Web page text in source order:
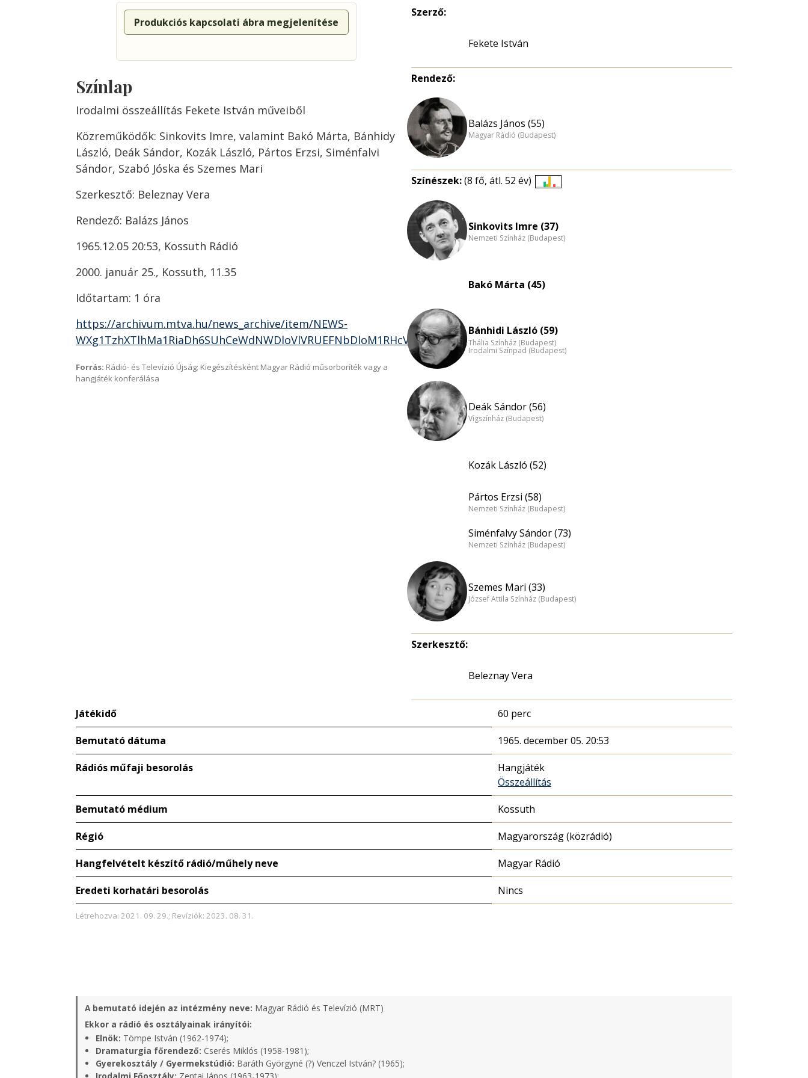
Produkciós kapcsolati ábra megjelenítése
Színlap
Irodalmi összeállítás Fekete István műveiből
Közreműködők: Sinkovits Imre, valamint Bakó Márta, Bánhidy
László, Deák Sándor, Kozák László, Pártos Erzsi, Siménfalvi
Sándor, Szabó Jóska és Szemes Mari
Szerkesztő: Beleznay Vera
Rendező: Balázs János
1965.12.05 20:53, Kossuth Rádió
2000. január 25., Kossuth, 11.35
Időtartam: 1 óra
https://archivum.mtva.hu/news_archive/item/NEWS-
WXg1TzhXTlhMa1RiaDh6SUhCeWdNWDloVlVRUEFNbDloM1RHcVBXOC9aaz0
Forrás: Rádió- és Televízió Újság; Kiegészítésként Magyar Rádió műsorboríték vagy a
hangjáték konferálása
Szerző:
Fekete István
Rendező:
Balázs János (55)
Magyar Rádió (Budapest)
Színészek:(8 fő, átl. 52 év)
nagyítása
Sinkovits Imre (37)
Nemzeti Színház (Budapest)
Bakó Márta (45)
Bánhidi László (59)
Thália Színház (Budapest)
Irodalmi Színpad (Budapest)
Deák Sándor (56)
Vígszínház (Budapest)
Kozák László (52)
Pártos Erzsi (58)
Nemzeti Színház (Budapest)
Siménfalvy Sándor (73)
Nemzeti Színház (Budapest)
Szemes Mari (33)
József Attila Színház (Budapest)
Szerkesztő:
Beleznay Vera
Játékidő 60 perc
Bemutató dátuma 1965. december 05. 20:53
Rádiós műfaji besorolás
Hangjáték
Összeállítás
Bemutató médium Kossuth
Régió Magyarország (közrádió)
Hangfelvételt készítő rádió/műhely neve Magyar Rádió
Eredeti korhatári besorolás Nincs
Létrehozva: 2021. 09. 29.; Revíziók: 2023. 08. 31.
A bemutató idején az intézmény neve: Magyar Rádió és Televízió (MRT)
Ekkor a rádió és osztályainak irányítói:
Elnök: Tömpe István (1962-1974);
Dramaturgia főrendező: Cserés Miklós (1958-1981);
Gyerekosztály / Gyermekstúdió: Baráth Györgyné (?) Venczel István? (1965);